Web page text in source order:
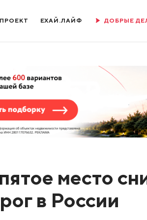
ЕХАЙ.ЛАЙФ ДОБРЫЕ
место
в России